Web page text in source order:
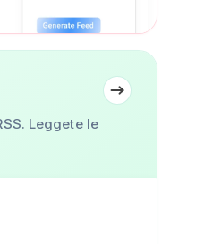
Leggete le